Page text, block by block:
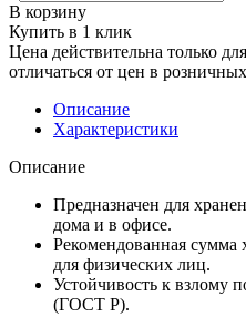
В корзину
Купить в 1 клик
Цена действительна только
отличаться от цен в
Описание
Характеристики
Описание
Предназначен для
дома и в офисе.
Рекомендованная сумма
для физических лиц.
Устойчивость к взлому
(ГОСТ Р).